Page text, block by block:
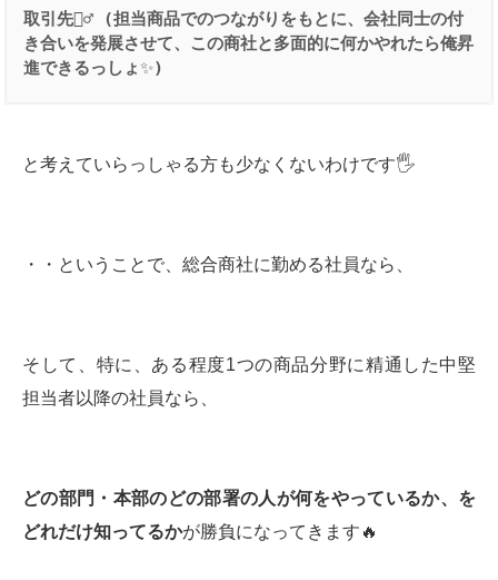
取引先👱‍♂️ (担当商品でのつながりをもとに、会社同士の付
き合いを発展させて、この商社と多面的に何かやれたら俺昇
進できるっしょ✨)
と考えていらっしゃる方も少なくないわけです🖐
・・ということで、総合商社に勤める社員なら、
そして、特に、ある程度1つの商品分野に精通した中堅
担当者以降の社員なら、
どの部門・本部のどの部署の人が何をやっているか、を
どれだけ知ってるかが勝負になってきます🔥